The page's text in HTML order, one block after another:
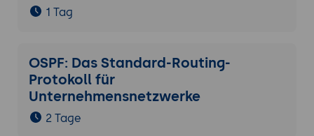
1 Tag
OSPF: Das Standard-Routing-
Protokoll für
Unternehmensnetzwerke
2 Tage